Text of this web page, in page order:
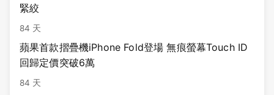
緊絞
84 天
蘋果首款摺疊機iPhone Fold登場 無痕螢幕Touch ID
回歸定價突破6萬
84 天